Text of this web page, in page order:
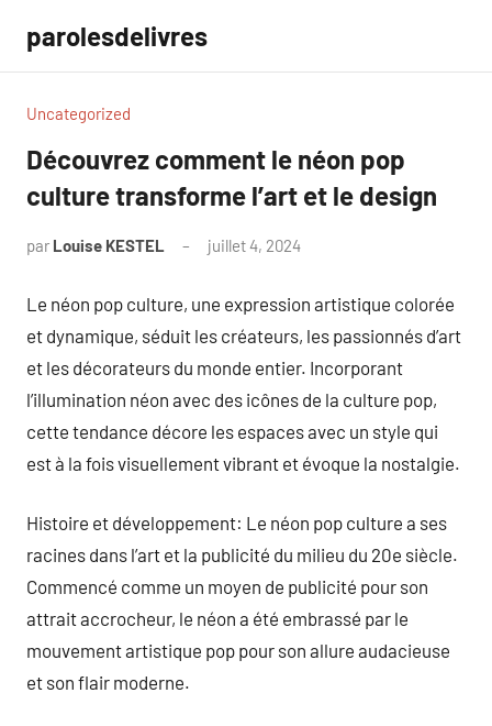
contenu
parolesdelivres
Uncategorized
Découvrez comment le néon pop
culture transforme l’art et le design
par Louise KESTEL juillet 4, 2024
Le néon pop culture, une expression artistique colorée
et dynamique, séduit les créateurs, les passionnés d’art
et les décorateurs du monde entier. Incorporant
l’illumination néon avec des icônes de la culture pop,
cette tendance décore les espaces avec un style qui
est à la fois visuellement vibrant et évoque la nostalgie.
Histoire et développement: Le néon pop culture a ses
racines dans l’art et la publicité du milieu du 20e siècle.
Commencé comme un moyen de publicité pour son
attrait accrocheur, le néon a été embrassé par le
mouvement artistique pop pour son allure audacieuse
et son flair moderne.